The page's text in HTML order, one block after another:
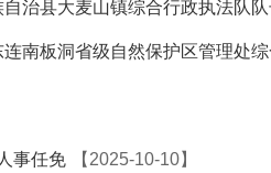
县大麦山镇综合行政执法队队
板洞省级自然保护区管理处综
事任免
【2025-10-10】